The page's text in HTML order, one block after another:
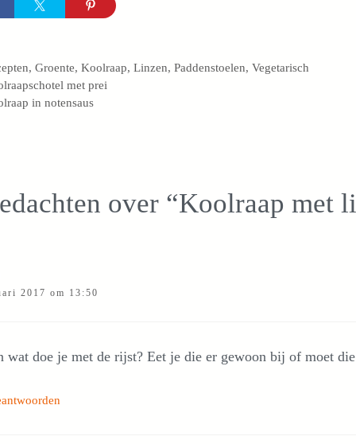
,Groente,Koolraap,Linzen,Paddenstoelen,Vegetarisch
met prei
in notensaus
over “Koolraap met
2017 om 13:50
wat doe je met de rijst? Eet je die er gewoon bij of moet